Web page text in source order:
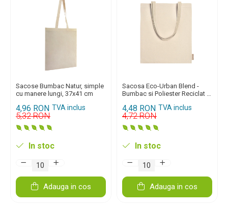
Sacose Bumbac Natur, simple
cu manere lungi, 37x41 cm
5,32 RON
4,96 RON TVA inclus
In stoc
Adauga in cos
Sacosa Eco-Urban Blend -
Bumbac si Poliester Reciclat -
4,72 RON
4,48 RON TVA inclus
In stoc
Adauga in cos